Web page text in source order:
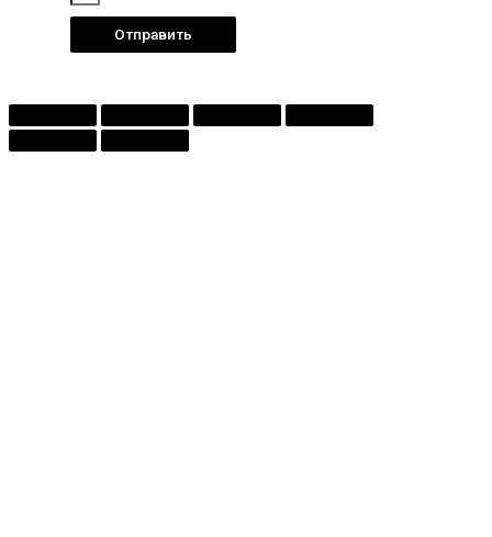
Отправить